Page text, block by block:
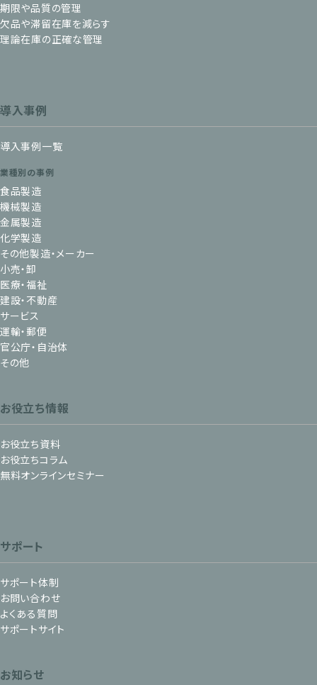
期限や品質の管理
欠品や滞留在庫を減らす
理論在庫の正確な管理
導入事例
導入事例一覧
業種別の事例
食品製造
機械製造
金属製造
化学製造
その他製造・メーカー
小売・卸
医療・福祉
建設・不動産
サービス
運輸・郵便
官公庁・自治体
その他
お役立ち情報
お役立ち資料
お役立ちコラム
無料オンラインセミナー
サポート
サポート体制
お問い合わせ
よくある質問
サポートサイト
お知らせ